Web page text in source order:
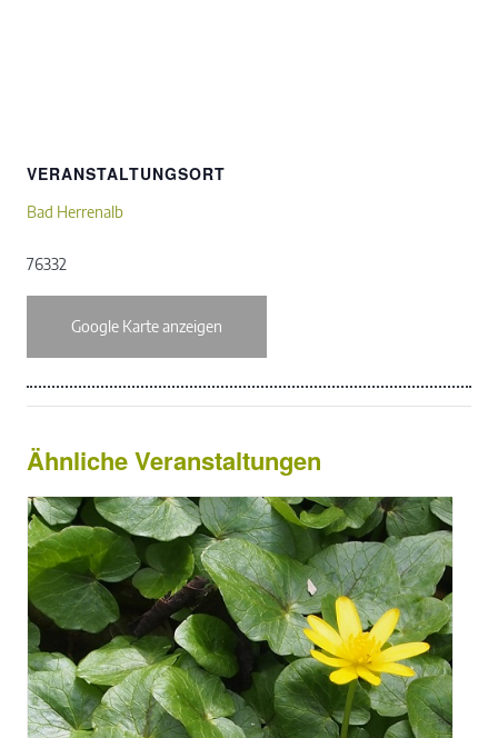
VERANSTALTUNGSORT
Bad Herrenalb
76332
Google Karte anzeigen
Ähnliche Veranstaltungen